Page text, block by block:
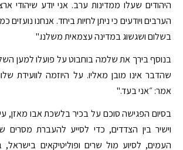
היהודים שעלו ממדינות ערב. אני יודע שיהודי
הערבים ויודעים כי ניתן לחיות ביחד. אנחנו נועזים
בשלום ושגשוג במדינה עצמאית משלנו."
בנוסף בירך את שלמה בוחבוט על פועלו למען
שהדבר אינו מובן מאליו. על היוזמה לוועידת
אמר: ״אני בעד."
בסיום הפגישה סוכם על בכיר בלשכת אבו מאזן,
וישיר בין הצדדים, כדי לסייע להעברת מסרים
העמים, לסיוע מול שרים ופוליטיקאים בישראל,